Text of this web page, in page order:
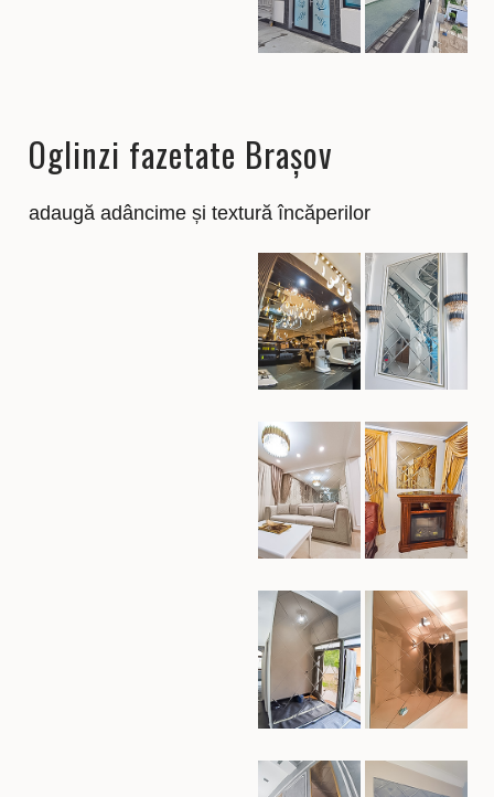
Oglinzi fazetate Brașov
adaugă adâncime și textură încăperilor